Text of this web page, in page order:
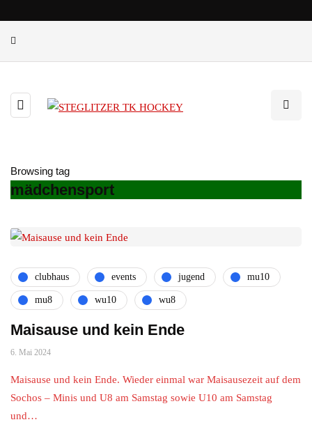
Browsing tag
mädchensport
clubhaus events jugend mu10
mu8 wu10 wu8
Maisause und kein Ende
6. Mai 2024
Maisause und kein Ende. Wieder einmal war Maisausezeit auf dem
Sochos – Minis und U8 am Samstag sowie U10 am Samstag
und…